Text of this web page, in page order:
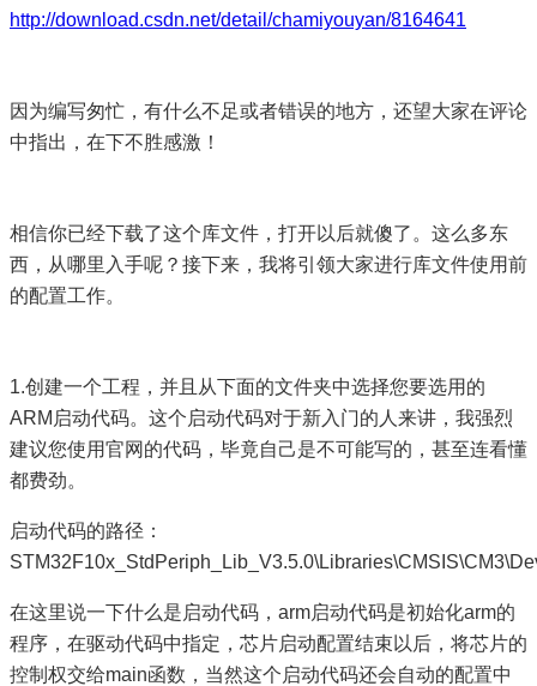
http://download.csdn.net/detail/chamiyouyan/8164641
因为编写匆忙，有什么不足或者错误的地方，还望大家在评论
中指出，在下不胜感激！
相信你已经下载了这个库文件，打开以后就傻了。这么多东
西，从哪里入手呢？接下来，我将引领大家进行库文件使用前
的配置工作。
1.创建一个工程，并且从下面的文件夹中选择您要选用的
ARM启动代码。这个启动代码对于新入门的人来讲，我强烈
建议您使用官网的代码，毕竟自己是不可能写的，甚至连看懂
都费劲。
启动代码的路径：
在这里说一下什么是启动代码，arm启动代码是初始化arm的
程序，在驱动代码中指定，芯片启动配置结束以后，将芯片的
控制权交给main函数，当然这个启动代码还会自动的配置中